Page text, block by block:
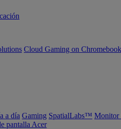
Cloud Gaming on Chromebook
a día Gaming SpatialLabs™ Monitor
pantalla Acer